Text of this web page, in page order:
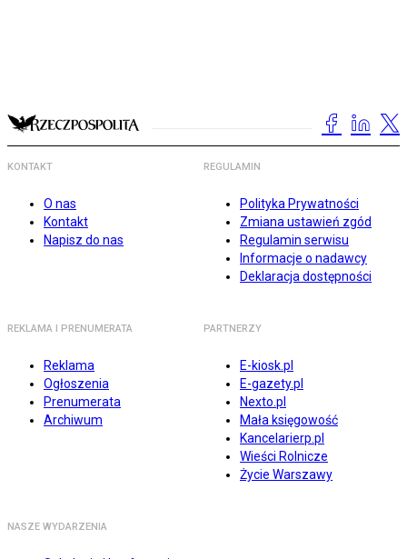
KONTAKT
O nas
Kontakt
Napisz do nas
REGULAMIN
Polityka Prywatności
Zmiana ustawień zgód
Regulamin serwisu
Informacje o nadawcy
Deklaracja dostępności
REKLAMA I PRENUMERATA
Reklama
Ogłoszenia
Prenumerata
Archiwum
PARTNERZY
E-kiosk.pl
E-gazety.pl
Nexto.pl
Mała księgowość
Kancelarierp.pl
Wieści Rolnicze
Życie Warszawy
NASZE WYDARZENIA